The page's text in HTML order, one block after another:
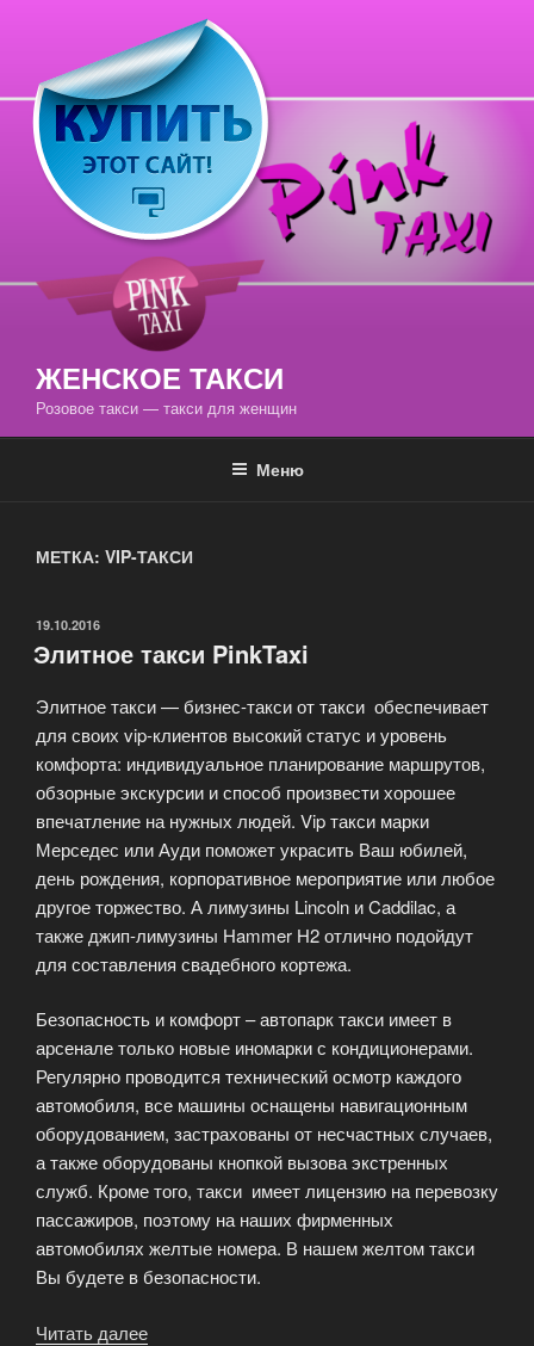
содержимому
ЖЕНСКОЕ ТАКСИ
Розовое такси — такси для женщин
Меню
МЕТКА: VIP-ТАКСИ
ОПУБЛИКОВАНО
19.10.2016
Элитное такси PinkTaxi
Элитное такси — бизнес-такси от такси обеспечивает
для своих vip-клиентов высокий статус и уровень
комфорта: индивидуальное планирование маршрутов,
обзорные экскурсии и способ произвести хорошее
впечатление на нужных людей. Vip такси марки
Мерседес или Ауди поможет украсить Ваш юбилей,
день рождения, корпоративное мероприятие или любое
другое торжество. А лимузины Lincoln и Caddilac, а
также джип-лимузины Hammer H2 отлично подойдут
для составления свадебного кортежа.
Безопасность и комфорт – автопарк такси имеет в
арсенале только новые иномарки с кондиционерами.
Регулярно проводится технический осмотр каждого
автомобиля, все машины оснащены навигационным
оборудованием, застрахованы от несчастных случаев,
а также оборудованы кнопкой вызова экстренных
служб. Кроме того, такси имеет лицензию на перевозку
пассажиров, поэтому на наших фирменных
автомобилях желтые номера. В нашем желтом такси
Вы будете в безопасности.
Читать далее